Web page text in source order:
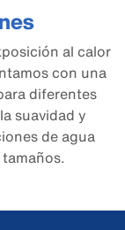
al calor
con una
diferentes
suavidad y
de agua